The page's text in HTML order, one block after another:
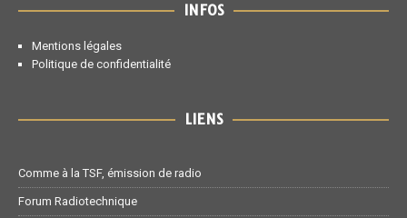
INFOS
Mentions légales
Politique de confidentialité
LIENS
Comme à la TSF, émission de radio
Forum Radiotechnique